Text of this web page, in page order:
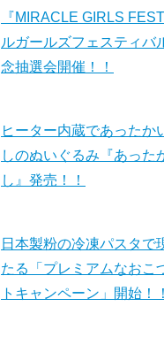
『MIRACLE GIRLS
ルガールズフェスティバ
念抽選会開催！！
ヒーター内蔵であったか
しのぬいぐるみ『あった
し』発売！！
日本製粉の冷凍パスタで
たる「プレミアムなおこ
トキャンペーン」開始！！